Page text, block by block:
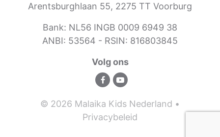
Arentsburghlaan 55, 2275 TT Voorburg
Bank: NL56 INGB 0009 6949 38
ANBI: 53564 - RSIN: 816803845
Volg ons
© 2026 Malaika Kids Nederland •
Privacybeleid